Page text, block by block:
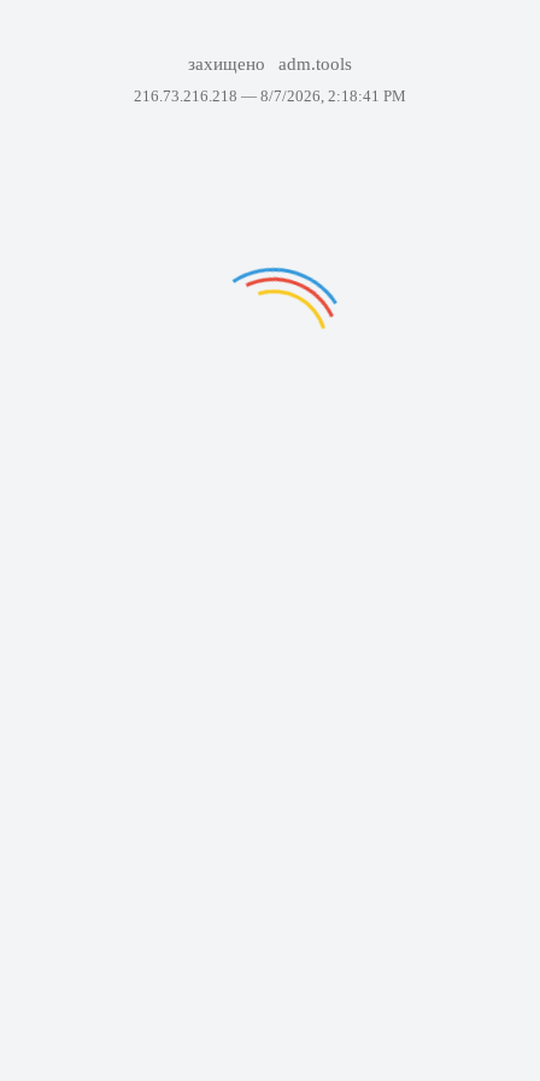
захищено adm.tools
216.73.216.218 — 8/7/2026, 2:18:41 PM